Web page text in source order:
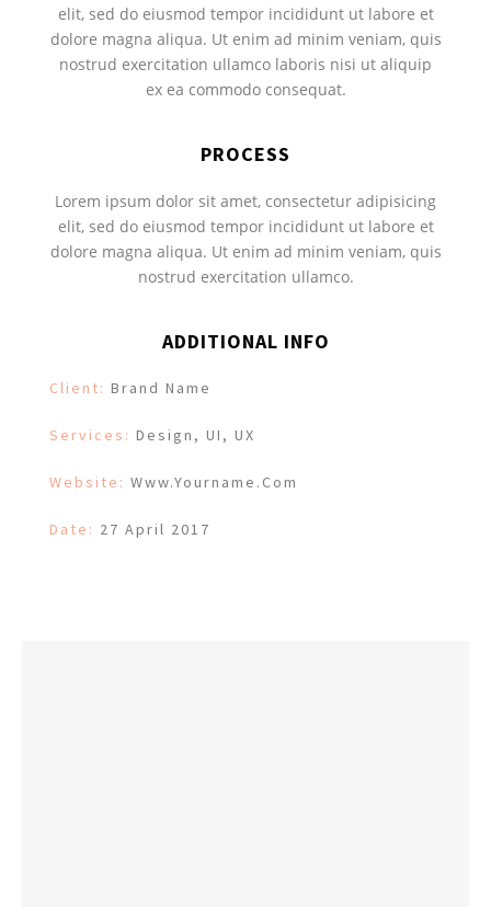
elit, sed do eiusmod tempor incididunt ut labore et
dolore magna aliqua. Ut enim ad minim veniam, quis
nostrud exercitation ullamco laboris nisi ut aliquip
ex ea commodo consequat.
PROCESS
Lorem ipsum dolor sit amet, consectetur adipisicing
elit, sed do eiusmod tempor incididunt ut labore et
dolore magna aliqua. Ut enim ad minim veniam, quis
nostrud exercitation ullamco.
ADDITIONAL INFO
Client: Brand Name
Services: Design, UI, UX
Website: Www.yourname.com
Date: 27 April 2017